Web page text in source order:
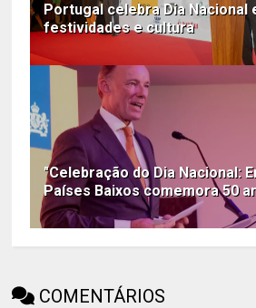
Portugal celebra Dia Nacional
festividades e cultura
"Celebração do Dia Nacional:
Países Baixos comemora 50
COMENTÁRIOS